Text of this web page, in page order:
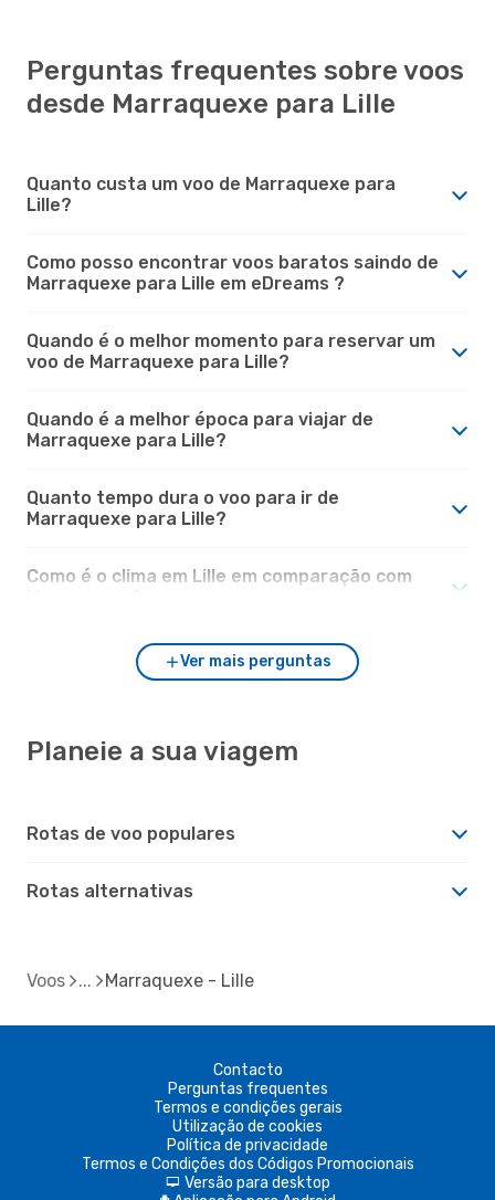
Perguntas frequentes sobre voos
desde Marraquexe para Lille
Quanto custa um voo de Marraquexe para
Lille?
Como posso encontrar voos baratos saindo de
Marraquexe para Lille em eDreams ?
Quando é o melhor momento para reservar um
voo de Marraquexe para Lille?
Quando é a melhor época para viajar de
Marraquexe para Lille?
Quanto tempo dura o voo para ir de
Marraquexe para Lille?
Como é o clima em Lille em comparação com
Ver mais perguntas
Planeie a sua viagem
Rotas de voo populares
Rotas alternativas
Voos Marraquexe - Lille
Contacto
Perguntas frequentes
Termos e condições gerais
Utilização de cookies
Política de privacidade
Termos e Condições dos Códigos Promocionais
d Versão para desktop